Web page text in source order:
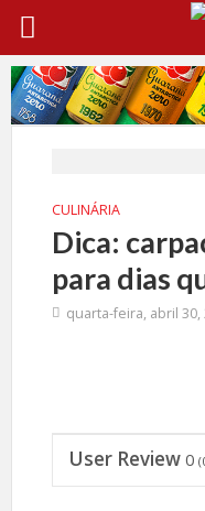
CULINÁRIA
Dica:
para dias
quarta-feira, abril 30,
User Review 0 (